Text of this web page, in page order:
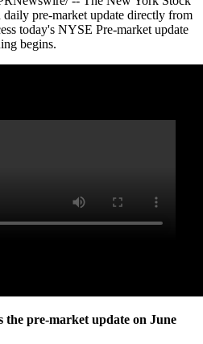
pre-market update directly from
today's NYSE Pre-market update
begins.
the pre-market update on June